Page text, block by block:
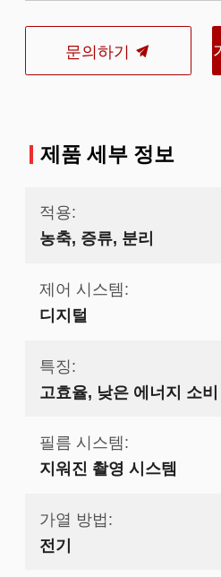
문의하기
제품 세부 정보
적용:
농축, 증류, 분리
제어 시스템:
디지털
특징:
고효율, 낮은 에너지 소비
필름 시스템:
지워진 촬영 시스템
가열 방법:
전기